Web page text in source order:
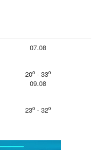
07.08
20o- 33o
09.08
23o- 32o